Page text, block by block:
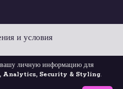
и условия
Кодекс этики
личную информацию для
Analytics, Security & Styling.